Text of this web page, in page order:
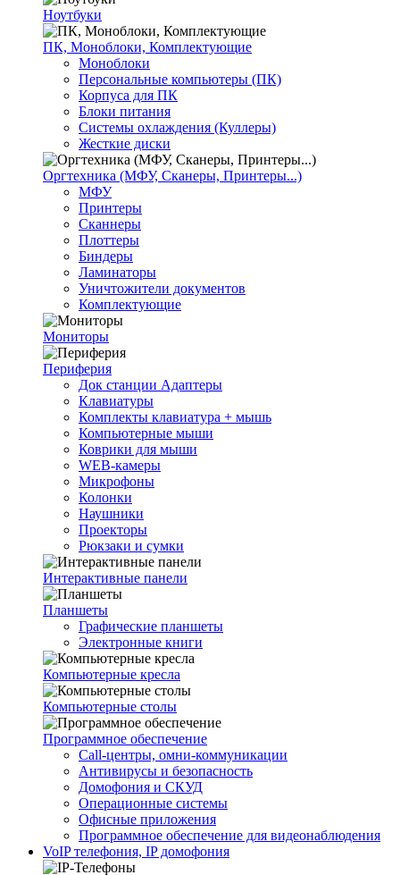
Ноутбуки
ПК, Моноблоки, Комплектующие
Моноблоки
Персональные компьютеры (ПК)
Корпуса для ПК
Блоки питания
Системы охлаждения (Куллеры)
Жесткие диски
Оргтехника (МФУ, Сканеры, Принтеры...)
МФУ
Принтеры
Сканнеры
Плоттеры
Биндеры
Ламинаторы
Уничтожители документов
Комплектующие
Мониторы
Периферия
Док станции Адаптеры
Клавиатуры
Комплекты клавиатура + мышь
Компьютерные мыши
Коврики для мыши
WEB-камеры
Микрофоны
Колонки
Наушники
Проекторы
Рюкзаки и сумки
Интерактивные панели
Планшеты
Графические планшеты
Электронные книги
Компьютерные кресла
Компьютерные столы
Программное обеспечение
Call-центры, омни-коммуникации
Антивирусы и безопасность
Домофония и СКУД
Операционные системы
Офисные приложения
Программное обеспечение для видеонаблюдения
VoIP телефония, IP домофония